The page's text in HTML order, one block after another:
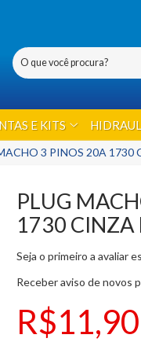
E KITS
3 PINOS 20A 1730
PLUG
1730 CINZA
Seja o primeiro a avaliar
Receber aviso de novos
R$11,90